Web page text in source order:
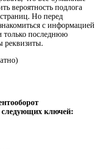
вероятность подлога
Но перед
с информацией
только последнюю
реквизиты.
следующих ключей: